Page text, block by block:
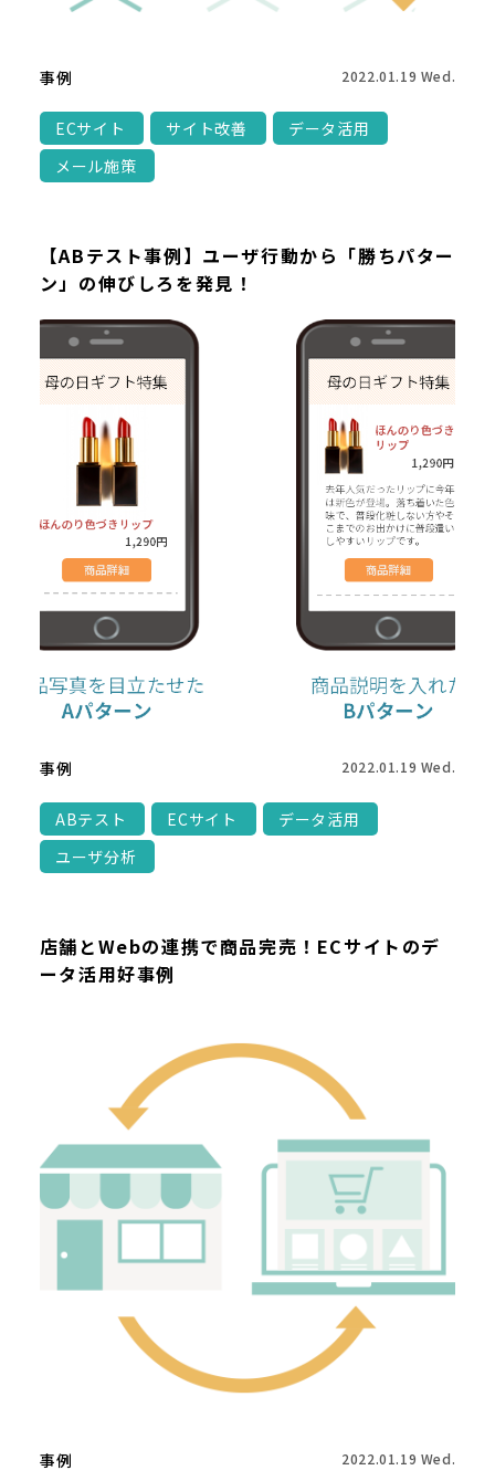
事例 2022.01.19 Wed.
ECサイト サイト改善
データ活用
メール施策
【ABテスト事例】ユーザ行動から「勝ちパター
ン」の伸びしろを発見！
事例 2022.01.19 Wed.
ABテスト ECサイト
データ活用
ユーザ分析
店舗とWebの連携で商品完売！ECサイトのデ
ータ活用好事例
事例 2022.01.19 Wed.